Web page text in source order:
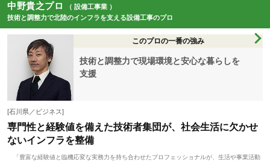
中野貴之プロ
（ 設備工事業 ）
技術と調整力で北陸のインフラを支える設備工事のプロ
このプロの一番の強み
技術と調整力で現場環境と安心な暮らしを
支援
[石川県／ビジネス]
専門性と経験値を備えた技術者集団が、社会生活に欠かせ
ないインフラを整備
「豊富な経験値と臨機応変な実務力を持ち合わせたプロフェッショナルが、生活や事業活動